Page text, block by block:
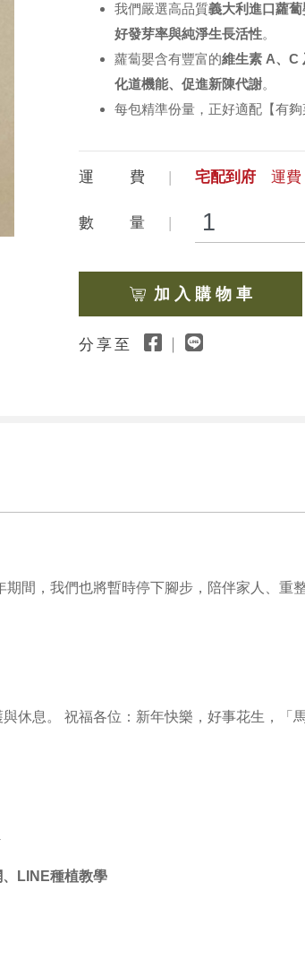
我們嚴選高品質義大利進口蘿
好發芽率與純淨生長活性。
蘿蔔嬰含有豐富的維生素 A、C
化道機能、促進新陳代謝。
每包精準份量，正好適配【有
運 費 宅配到府 運費
數 量
加 入 購 物 車
分享至
間，我們也將暫時停下腳步，陪伴家人、重
休息。 祝福各位：新年快樂，好事花生，「
LINE種植教學